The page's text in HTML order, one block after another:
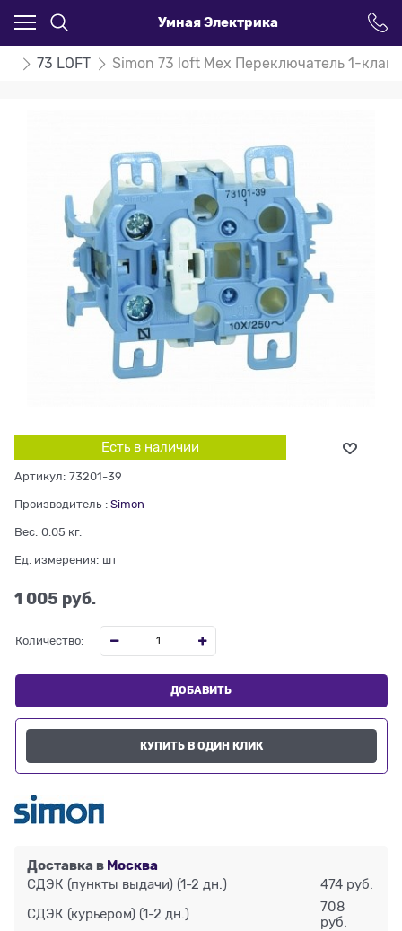
Умная Электрика
73 LOFT Simon 73 loft Мех Переключатель 1-
Есть в наличии
Артикул: 73201-39
Производитель : Simon
Вес: 0.05 кг.
Ед. измерения: шт
1 005 руб.
Количество:
ДОБАВИТЬ
КУПИТЬ В ОДИН КЛИК
Доставка в Москва
СДЭК (пункты выдачи) (1-2 дн.) 474 руб.
СДЭК (курьером) (1-2 дн.)
708
руб.